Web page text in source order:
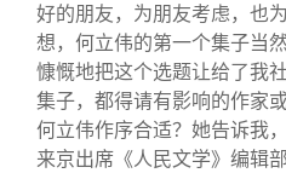
好的朋友，为朋友考虑，也
想，何立伟的第一个集子当
慷慨地把这个选题让给了我
集子，都得请有影响的作家
何立伟作序合适？她告诉我
来京出席《人民文学》编辑